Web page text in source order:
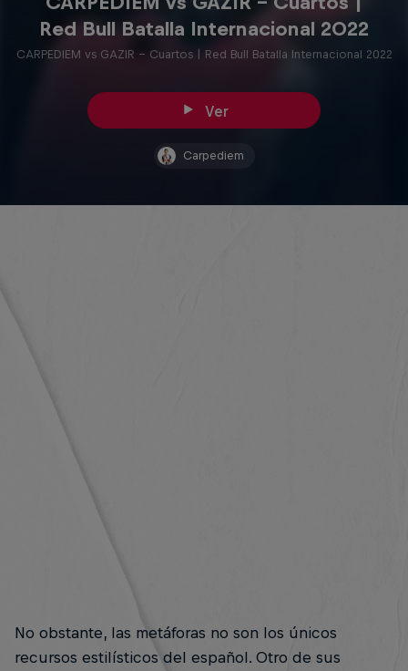
Red Bull Batalla Internacional 2022
CARPEDIEM vs GAZIR - Cuartos | Red Bull Batalla Internacional 2022
Ver
Carpediem
No obstante, las metáforas no son los únicos
recursos estilísticos del español. Otro de sus